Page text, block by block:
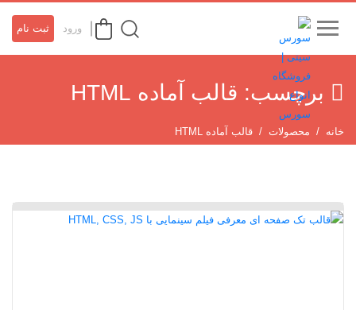
ورود ثبت نام
برچسب: قالب آماده HTML
خانه محصولات قالب آماده HTML